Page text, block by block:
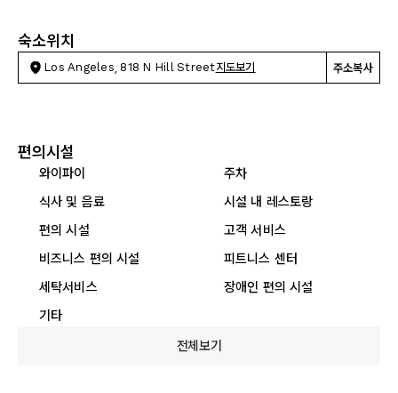
숙소위치
Los Angeles, 818 N Hill Street지도보기 주소복사
편의시설
와이파이
주차
식사 및 음료
시설 내 레스토랑
편의 시설
고객 서비스
비즈니스 편의 시설
피트니스 센터
세탁서비스
장애인 편의 시설
기타
전체보기